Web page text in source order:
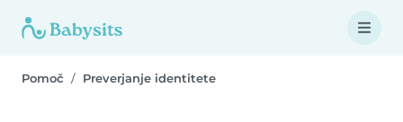
Pomoč Preverjanje identitete